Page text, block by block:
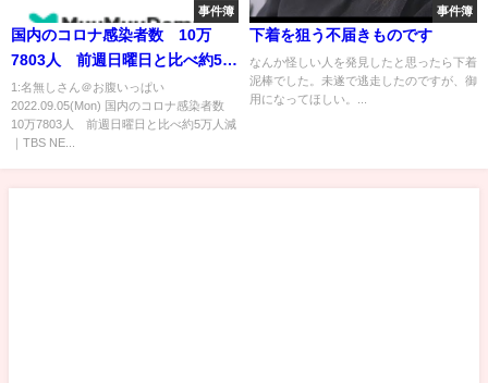
事件簿
国内のコロナ感染者数 10万
7803人 前週日曜日と比べ約5万
人減｜TBS NEWS DIG
1:名無しさん＠お腹いっぱい
2022.09.05(Mon) 国内のコロナ感染者数
10万7803人 前週日曜日と比べ約5万人減
｜TBS NE...
事件簿
下着を狙う不届きものです
なんか怪しい人を発見したと思ったら下着
泥棒でした。未遂で逃走したのですが、御
用になってほしい。...